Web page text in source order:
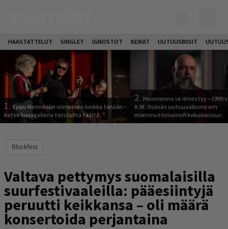
HAASTATTELUT SINGLET IGNOSTOT KEIKAT UUTUUSBIISIT
1. Eppu Normaalin viimeinen keikka tänään –
katso kuvagalleria torstailta täältä
2. Huomenna se ilmestyy –
A.W. Yrjänän uutuusalbumi om
mammuttimainen kokonaisuus
Blockfest
Valtava pettymys suomalaisilla
suurfestivaaleilla: pääesiintyjä
peruutti keikkansa – oli määrä
konsertoida perjantaina